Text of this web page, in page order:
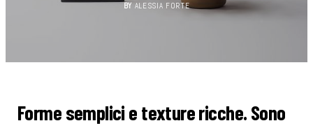
BY ALESSIA FORTE
Forme semplici e texture ricche. Sono